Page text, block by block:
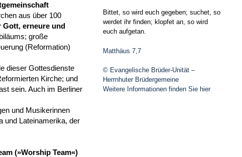
aus über 100
Gott, erneure und
große
(Reformation)
dieser Gottesdienste
Kirche; und
sein. Auch im Berliner
und Musikerinnen
und Lateinamerika, der
(»Worship Team«)
Bittet, so wird euch gegeben; suchet, so
werdet ihr finden; klopfet an, so wird
euch aufgetan.
Matthäus 7,7
© Evangelische Brüder-Unität –
Herrnhuter Brüdergemeine
Weitere Informationen finden Sie hier